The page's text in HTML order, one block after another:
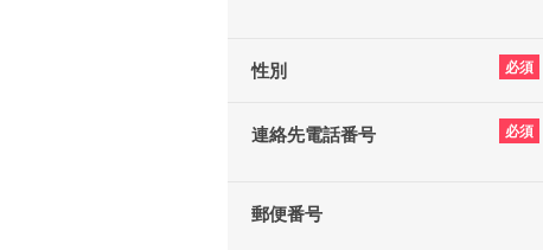
性別 必須
連絡先電話番号 必須
郵便番号